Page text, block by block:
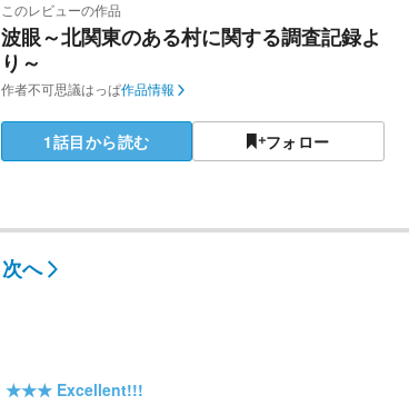
このレビューの作品
波眼～北関東のある村に関する調査記録よ
り～
作者不可思議はっぱ作品情報
1話目から読む フォロー
次へ
★★★ Excellent!!!